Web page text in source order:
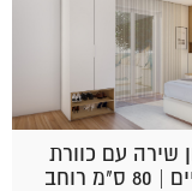
שירה עם כוורת
רוחב